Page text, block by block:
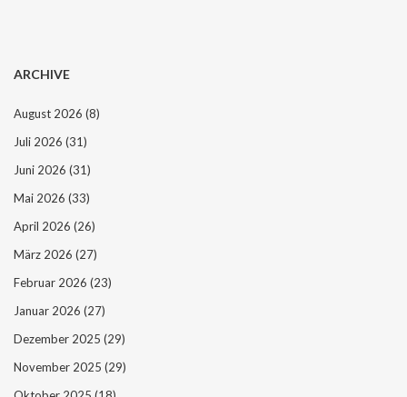
ARCHIVE
August 2026 (8)
Juli 2026 (31)
Juni 2026 (31)
Mai 2026 (33)
April 2026 (26)
März 2026 (27)
Februar 2026 (23)
Januar 2026 (27)
Dezember 2025 (29)
November 2025 (29)